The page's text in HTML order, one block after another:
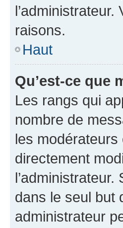
raisons.
Haut
Qu’est-ce que
Les rangs qui
nombre de
les
directement
dans le seul but
administrateur